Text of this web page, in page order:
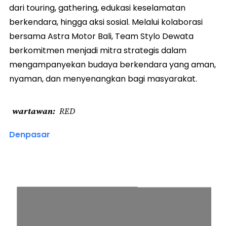
dari touring, gathering, edukasi keselamatan
berkendara, hingga aksi sosial. Melalui kolaborasi
bersama Astra Motor Bali, Team Stylo Dewata
berkomitmen menjadi mitra strategis dalam
mengampanyekan budaya berkendara yang aman,
nyaman, dan menyenangkan bagi masyarakat.
wartawan RED
Denpasar